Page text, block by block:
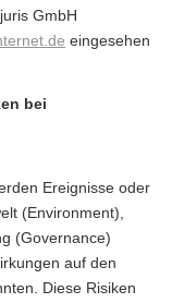
GmbH
eingesehen
bei
Ereignisse oder
(Environment),
(Governance)
auf den
Diese Risiken